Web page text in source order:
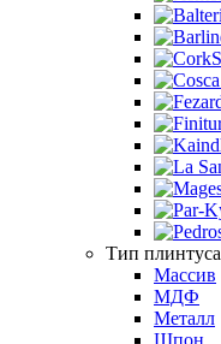
Тип плинтуса
Массив
МДФ
Металл
Шпон